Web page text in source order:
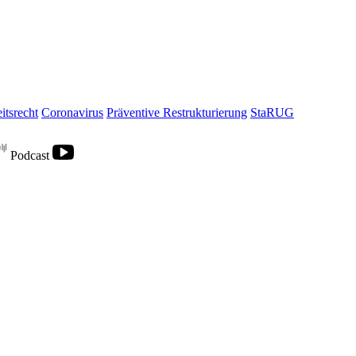
Coronavirus Präventive Restrukturierung StaRUG
Podcast